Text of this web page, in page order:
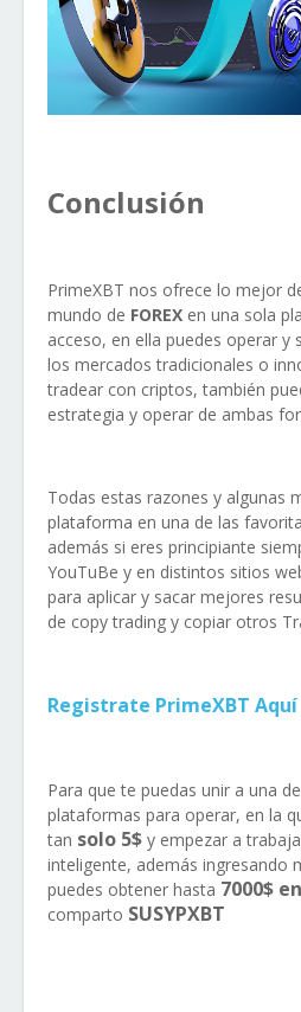
Conclusión
PrimeXBT nos ofrece lo mejor
mundo de FOREX en una sola
acceso, en ella puedes operar y
los mercados tradicionales o
tradear con criptos, también
estrategia y operar de ambas
Todas estas razones y algunas
plataforma en una de las
además si eres principiante
YouTuBe y en distintos sitios
para aplicar y sacar mejores
de copy trading y copiar otros
Registrate PrimeXBT Aquí
Para que te puedas unir a una
plataformas para operar, en la
tan solo 5$ y empezar a
inteligente, además ingresando
puedes obtener hasta 7000$
comparto SUSYPXBT